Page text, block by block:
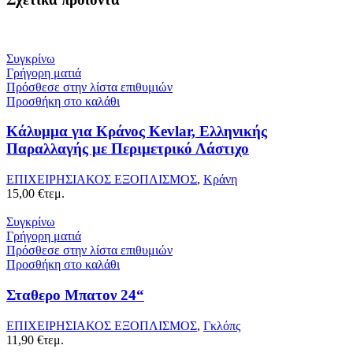
Συγκρίνω
Γρήγορη ματιά
Πρόσθεσε στην λίστα επιθυμιών
Προσθήκη στο καλάθι
Κάλυμμα για Κράνος Kevlar, Ελληνικής
Παραλλαγής με Περιμετρικό Λάστιχο
ΕΠΙΧΕΙΡΗΣΙΑΚΟΣ ΕΞΟΠΛΙΣΜΟΣ, Κράνη
15,00 €τεμ.
Συγκρίνω
Γρήγορη ματιά
Πρόσθεσε στην λίστα επιθυμιών
Προσθήκη στο καλάθι
Σταθερο Μπατον 24“
ΕΠΙΧΕΙΡΗΣΙΑΚΟΣ ΕΞΟΠΛΙΣΜΟΣ, Γκλόπς
11,90 €τεμ.